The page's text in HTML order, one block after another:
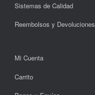
Sistemas de Calidad
Reembolsos y Devoluciones
Mi Cuenta
Carrito